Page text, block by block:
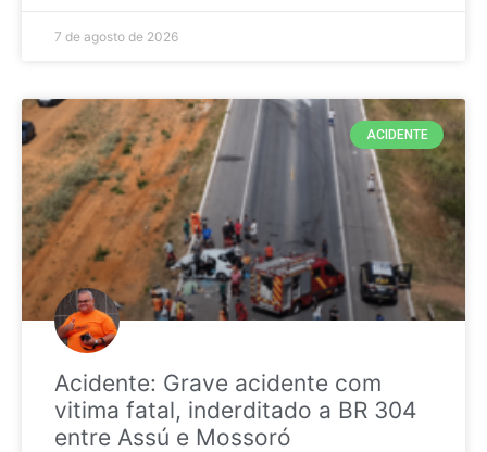
7 de agosto de 2026
ACIDENTE
Acidente: Grave acidente com
vitima fatal, inderditado a BR 304
entre Assú e Mossoró